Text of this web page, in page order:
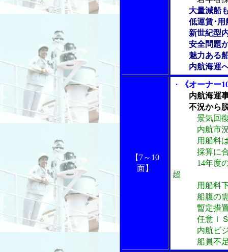
大量減船
低運賃･用
新世紀型内
安全問題か
魅力ある船
内航海運へ
【7～10
面】
・
《オーナー
内航海運
不況から脱
景気回
内航市況､
用船料は
採算に合わ
14年度の用
超
用船料下落
船腹の需給
暫定措置事
任意ＩＳ
内航ビジョ
船員不足で